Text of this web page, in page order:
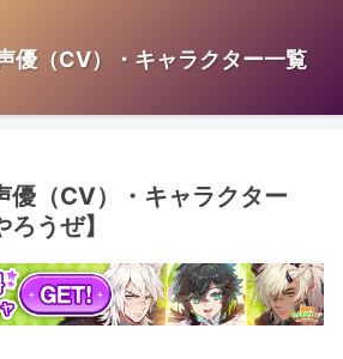
優（CV）・キャラクター一覧
優（CV）・キャラクター
うぜ】